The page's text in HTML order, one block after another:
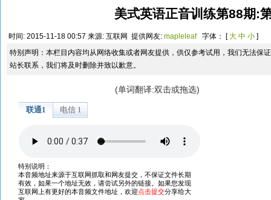
美式英语正音训练第88期:
时间: 2015-11-18 00:57 来源: 互联网 提供网友: mapleleaf 字体： [大 中 小 ]
特别声明：本栏目内容均从网络收集或者网友提供，供仅参考试用，我们无法保
站长联系，我们将及时删除并致以歉意。
(单词翻译:双击或拖选)